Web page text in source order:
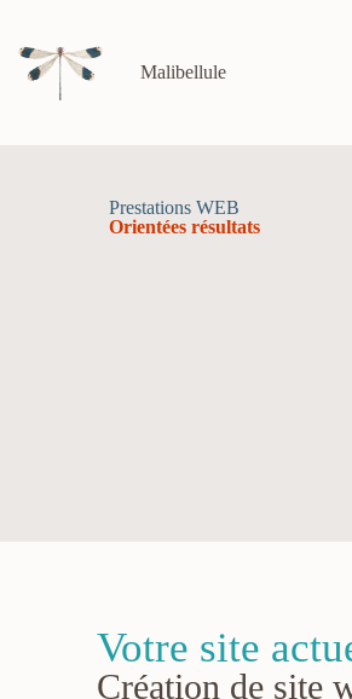
Malibellule
Prestations WEB
Orientées résultats
Votre site
Création de site